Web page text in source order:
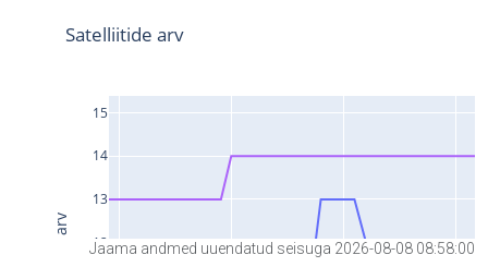
Jaama andmed uuendatud seisuga 2026-08-08 08:58:00